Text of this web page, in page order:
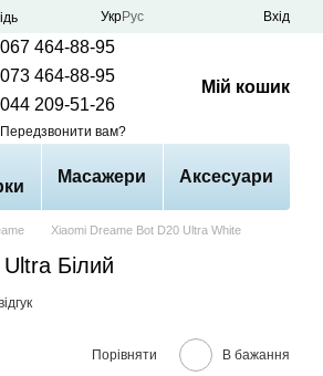
УкрРус Вхід
067 464-88-95
073 464-88-95
044 209-51-26
Передзвонити вам?
Мій кошик
Масажери Аксесуари
Xiaomi Dreame Bot D20 Ultra White
Білий
Порівняти В бажання